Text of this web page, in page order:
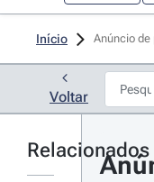
Início Anúncio de
Voltar
Relacionados